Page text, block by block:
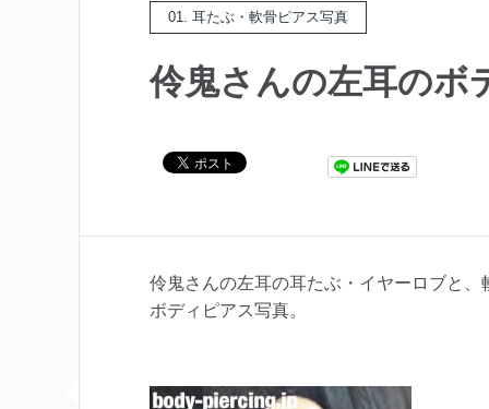
01. 耳たぶ・軟骨ピアス写真
伶鬼さんの左耳のボ
伶鬼さんの左耳の耳たぶ・イヤーロブと
ボディピアス写真。